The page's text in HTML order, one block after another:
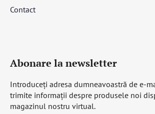
Contact
Abonare la newsletter
Introduceţi adresa dumneavoastră de e-
trimite informaţii despre produsele noi
magazinul nostru virtual.